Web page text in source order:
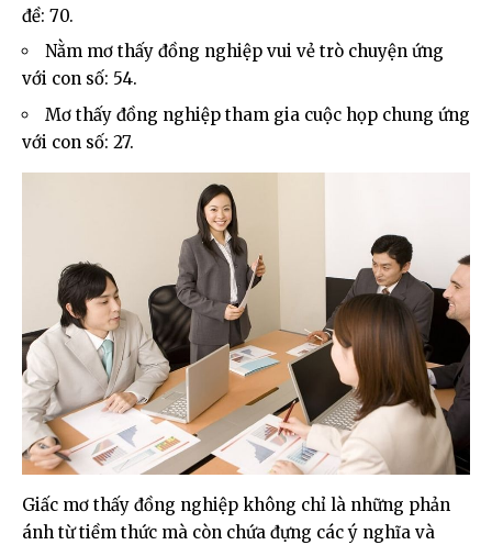
đề: 70.
Nằm mơ thấy đồng nghiệp vui vẻ trò chuyện ứng
với con số: 54.
Mơ thấy đồng nghiệp tham gia cuộc họp chung ứng
với con số: 27.
Giấc mơ thấy đồng nghiệp không chỉ là những phản
ánh từ tiềm thức mà còn chứa đựng các ý nghĩa và